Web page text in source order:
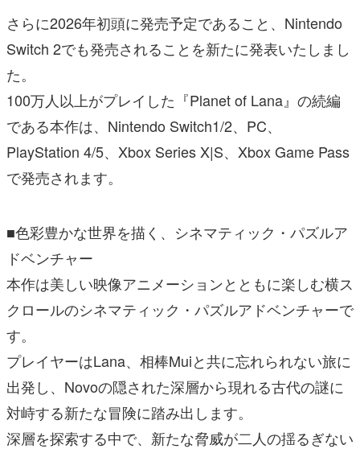
さらに2026年初頭に発売予定であること、Nintendo
Switch 2でも発売されることを新たに発表いたしまし
た。
100万人以上がプレイした『Planet of Lana』の続編
である本作は、Nintendo Switch1/2、PC、
PlayStation 4/5、Xbox Series X|S、Xbox Game Pass
で発売されます。
■色彩豊かな世界を描く、シネマティック・パズルア
ドベンチャー
本作は美しい映像アニメーションとともに楽しむ横ス
クロールのシネマティック・パズルアドベンチャーで
す。
プレイヤーはLana、相棒Muiと共に忘れられない旅に
出発し、Novoの隠された深層から現れる古代の謎に
対峙する新たな冒険に踏み出します。
深層を探索する中で、新たな脅威が二人の揺るぎない